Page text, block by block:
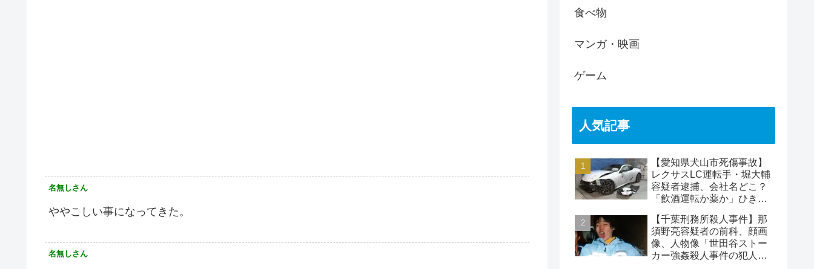
名無しさん
ややこしい事になってきた。
名無しさん
食べ物
マンガ・映画
ゲーム
人気記事
【愛知県犬山市死傷事故】
レクサスLC運転手・堀大輔
容疑者逮捕、会社名どこ？
「飲酒運転か薬か」ひき逃
【千葉刑務所殺人事件】那
須野亮容疑者の前科、顔画
像、人物像「世田谷ストー
カー強姦殺人事件の犯人」